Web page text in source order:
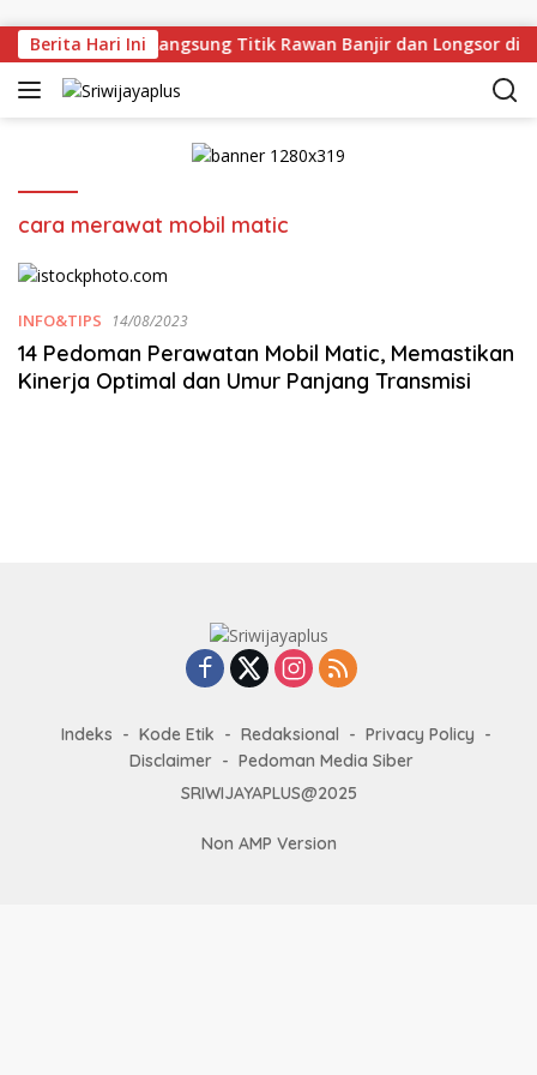
Berita Hari Ini
Deru Tinjau Langsung Titik Rawan Banjir dan Longsor di
cara merawat mobil matic
INFO&TIPS 14/08/2023
14 Pedoman Perawatan Mobil Matic, Memastikan
Kinerja Optimal dan Umur Panjang Transmisi
Indeks Kode Etik Redaksional
Privacy Policy
Disclaimer
Pedoman Media Siber
SRIWIJAYAPLUS@2025
Non AMP Version